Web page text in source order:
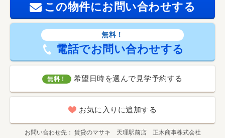
この物件にお問い合わせする
無料！
電話でお問い合わせする
無料！ 希望日時を選んで見学予約する
お気に入りに追加する
お問い合わせ先 賃貸のマサキ 天理駅前店 正木商事株式会社